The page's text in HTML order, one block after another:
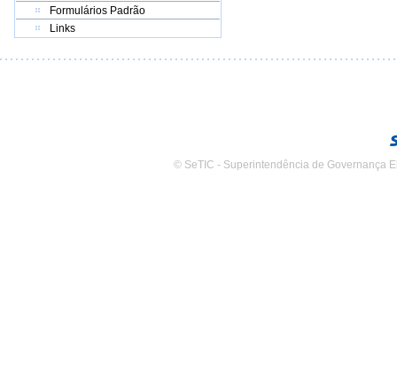
Formulários Padrão
Links
© SeTIC - Superintendência de Governança